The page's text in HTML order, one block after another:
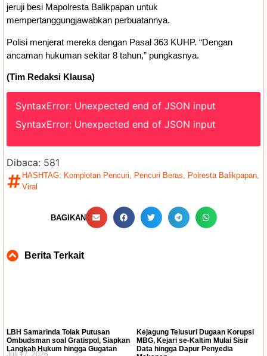
jeruji besi Mapolresta Balikpapan untuk
mempertanggungjawabkan perbuatannya.
Polisi menjerat mereka dengan Pasal 363 KUHP. “Dengan
ancaman hukuman sekitar 8 tahun,” pungkasnya.
(Tim Redaksi Klausa)
SyntaxError: Unexpected end of JSON input
SyntaxError: Unexpected end of JSON input
Dibaca: 581
HASHTAG: Komplotan Pencuri, Pencuri Beras, Polresta Balikpapan,
Viral
BAGIKAN
Berita Terkait
LBH Samarinda Tolak Putusan
Ombudsman soal Gratispol, Siapkan
Langkah Hukum hingga Gugatan
Kejagung Telusuri Dugaan Korupsi
MBG, Kejari se-Kaltim Mulai Sisir
Data hingga Dapur Penyedia